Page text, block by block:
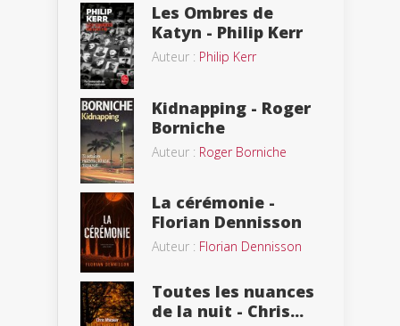
Les Ombres de
Katyn - Philip Kerr
Auteur : Philip Kerr
Kidnapping - Roger
Borniche
Auteur : Roger Borniche
La cérémonie -
Florian Dennisson
Auteur : Florian Dennisson
Toutes les nuances
de la nuit - Chris...